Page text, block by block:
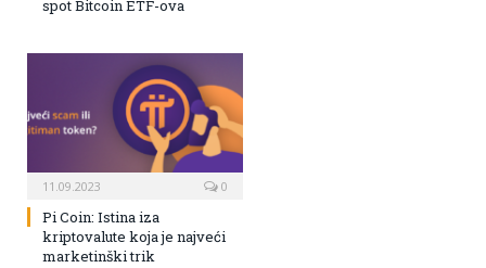
spot Bitcoin ETF-ova
11.09.2023 0
Pi Coin: Istina iza
kriptovalute koja je najveći
marketinški trik